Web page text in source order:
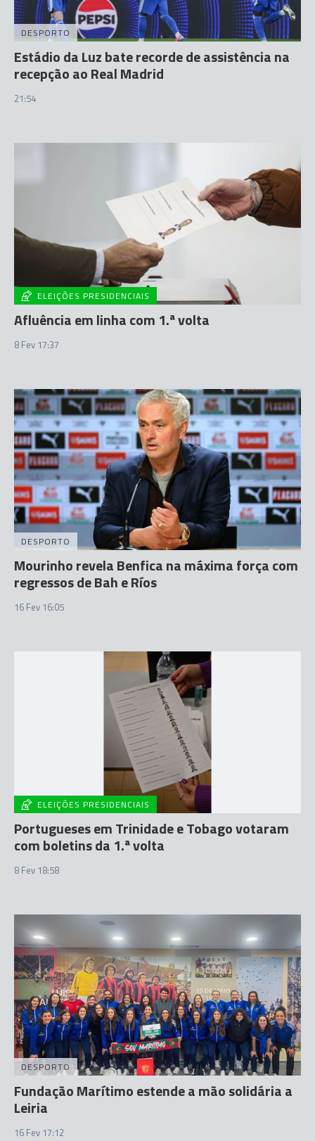
DESPORTO
Estádio da Luz bate recorde de assistência na
recepção ao Real Madrid
21:54
ELEIÇÕES PRESIDENCIAIS
Afluência em linha com 1.ª volta
8 Fev 17:37
DESPORTO
Mourinho revela Benfica na máxima força com
regressos de Bah e Ríos
16 Fev 16:05
ELEIÇÕES PRESIDENCIAIS
Portugueses em Trinidade e Tobago votaram
com boletins da 1.ª volta
8 Fev 18:58
DESPORTO
Fundação Marítimo estende a mão solidária a
Leiria
16 Fev 17:12